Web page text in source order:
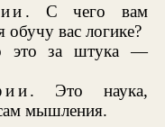
. С чего вам
обучу вас логике?
это за штука —
. Это наука,
мышления.